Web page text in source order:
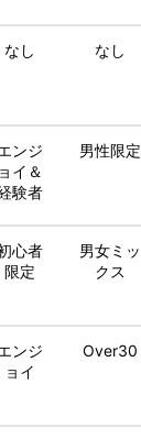
なし なし
ンジ
ョイ＆
験者
男性限定
心者
限定
男女ミッ
クス
ンジ
ョイ
Over30